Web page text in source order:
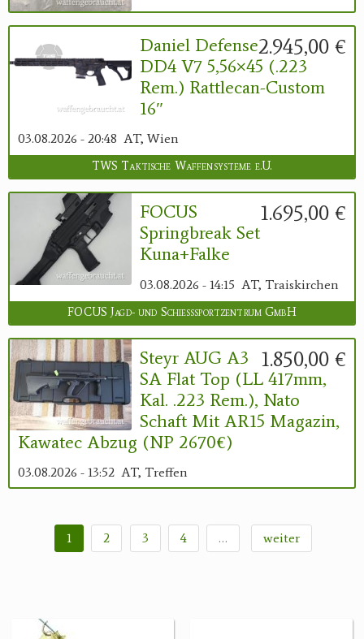
2.945,00 €
Daniel Defense
DD4 V7 5,56×45 (.223
Rem.) Rattlecan-Custom
16″
03.08.2026 - 20:48 AT, Wien
TWS Taktische Waffensysteme e.U.
1.695,00 €
FOCUS
Springbreak Set
Kuna+Falke
03.08.2026 - 14:15 AT, Traiskirchen
FOCUS Jagd- und Schießsportzentrum GmbH
1.850,00 €
Steyr AUG A3
SA Flat Top (LL 417mm,
Kal. .223 Rem.), Nato
Schaft Mit AR15 Magazin,
Kawatec Abzug (NP 2670€)
03.08.2026 - 13:52 AT, Treffen
1 2 3 4 … weiter